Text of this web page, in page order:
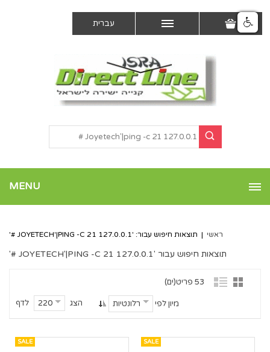
עברית
MENU
ראשי | תוצאות חיפוש עבור: 'JOYETECH'|PING -C 21 127.0.0.1 #'
תוצאות חיפוש עבור 'JOYETECH'|PING -C 21 127.0.0.1 #'
53 פריט(ים)
הצג 220 לדף מיון לפי רלונטיות
SALE
SALE